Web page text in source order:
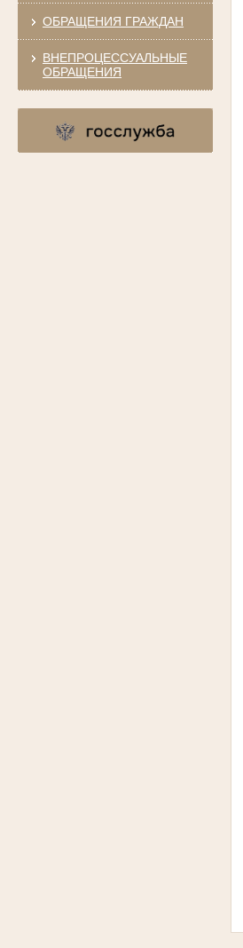
ОБРАЩЕНИЯ ГРАЖДАН
ВНЕПРОЦЕССУАЛЬНЫЕ
ОБРАЩЕНИЯ